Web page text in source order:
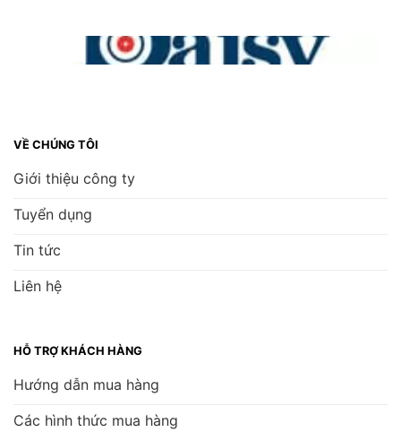
VỀ CHÚNG TÔI
Giới thiệu công ty
Tuyển dụng
Tin tức
Liên hệ
HỖ TRỢ KHÁCH HÀNG
Hướng dẫn mua hàng
Các hình thức mua hàng